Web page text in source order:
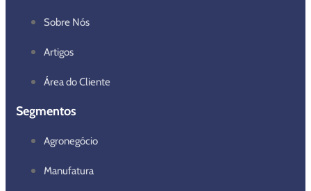
Sobre Nós
Artigos
Área do Cliente
Segmentos
Agronegócio
Manufatura